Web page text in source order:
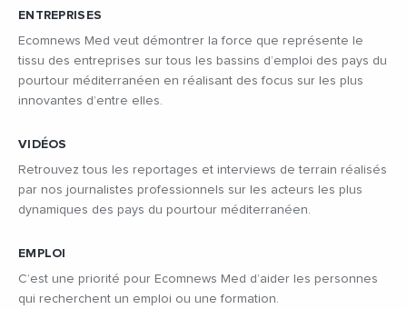
ENTREPRISES
Ecomnews Med veut démontrer la force que représente le
tissu des entreprises sur tous les bassins d’emploi des pays du
pourtour méditerranéen en réalisant des focus sur les plus
innovantes d’entre elles.
VIDÉOS
Retrouvez tous les reportages et interviews de terrain réalisés
par nos journalistes professionnels sur les acteurs les plus
dynamiques des pays du pourtour méditerranéen.
EMPLOI
C’est une priorité pour Ecomnews Med d’aider les personnes
qui recherchent un emploi ou une formation.